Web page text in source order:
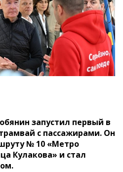
запустил первый в
с пассажирами. Он
№ 10 «Метро
Кулакова» и стал